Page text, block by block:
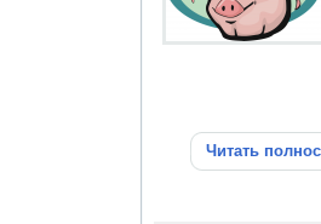
Читать